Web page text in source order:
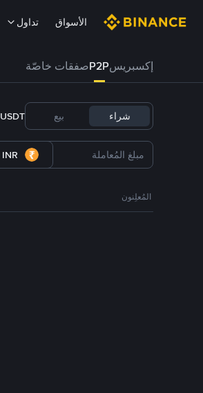
الأسواق تداول
إكسبريسP2Pصفقات خاصّة
شراء بيع USDT
INR
المُعلِنون